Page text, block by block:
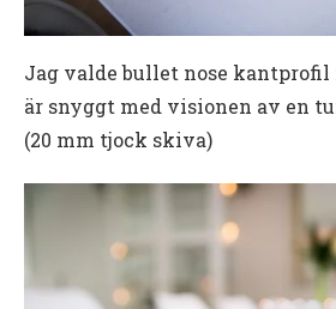
Jag valde bullet nose
är snyggt med visionen av en
(20 mm tjock skiva)